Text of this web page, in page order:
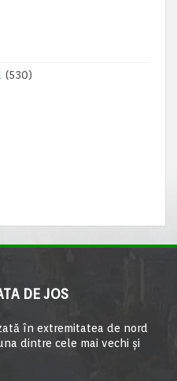
(530)
DE JOS
în extremitatea de nord
dintre cele mai vechi şi